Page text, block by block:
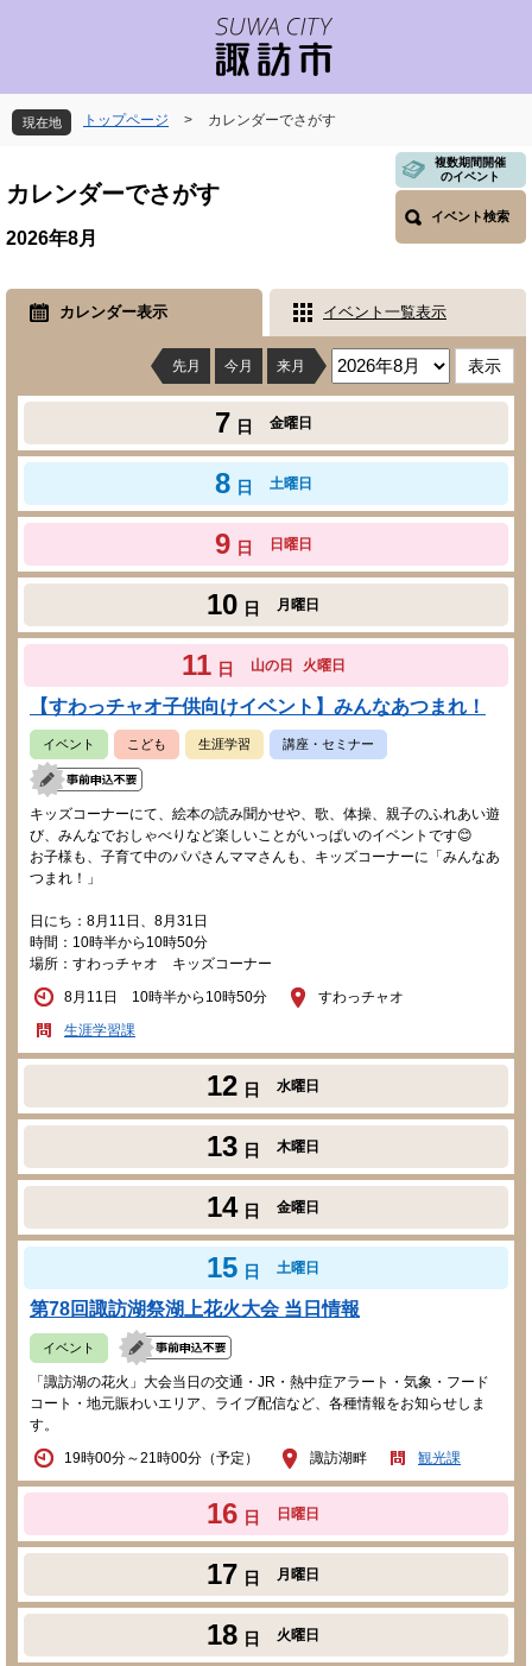
先
頭
す
を
飛
し
本
へ
現在地 トップページ > カレンダーでさがす
文
カレンダーでさがす
複数期間開催
のイベント
イベント検索
2026年8月
カレンダー表示 イベント一覧表示
先月 今月 来月
7 日 金曜日
8 日 土曜日
9 日 日曜日
10 日 月曜日
11 日 山の日 火曜日
【すわっチャオ子供向けイベント】みんなあつまれ！
イベント こども 生涯学習 講座・セミナー
キッズコーナーにて、絵本の読み聞かせや、歌、体操、親子のふれあい遊
び、みんなでおしゃべりなど楽しいことがいっぱいのイベントです😊
お子様も、子育て中のパパさんママさんも、キッズコーナーに「みんなあ
つまれ！」
日にち：8月11日、8月31日
時間：10時半から10時50分
場所：すわっチャオ キッズコーナー
8月11日 10時半から10時50分
すわっチャオ
生涯学習課
12 日 水曜日
13 日 木曜日
14 日 金曜日
15 日 土曜日
第78回諏訪湖祭湖上花火大会 当日情報
イベント
「諏訪湖の花火」大会当日の交通・JR・熱中症アラート・気象・フード
コート・地元賑わいエリア、ライブ配信など、各種情報をお知らせしま
す。
19時00分～21時00分（予定）
諏訪湖畔 観光課
16 日 日曜日
17 日 月曜日
18 日 火曜日